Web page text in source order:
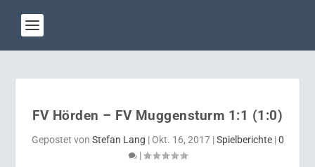
FV Hörden – FV Muggensturm 1:1 (1:0)
Gepostet von Stefan Lang | Okt. 16, 2017|Spielberichte|0
|